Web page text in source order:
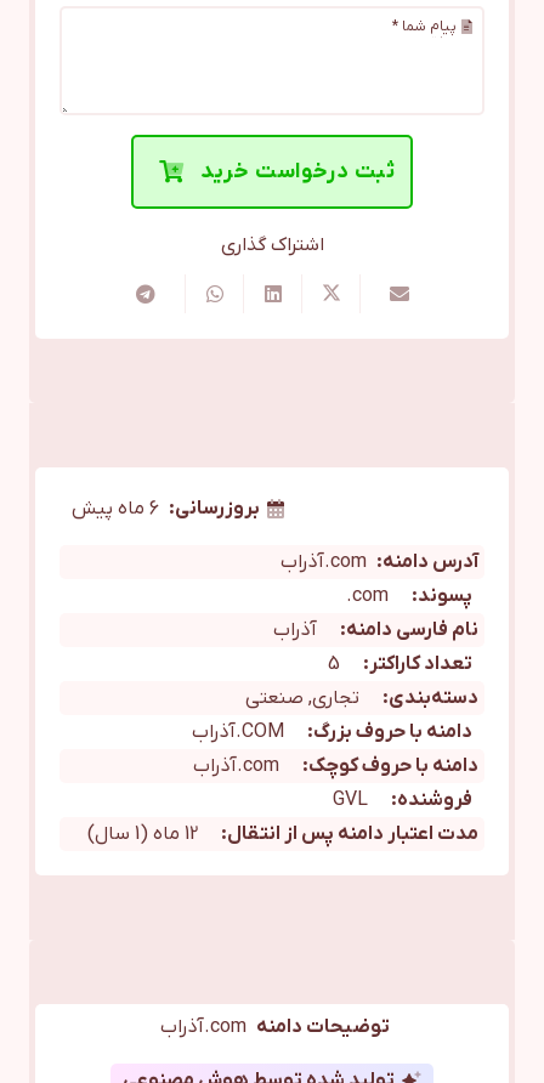
پیام شما *
ثبت درخواست خرید
اشتراک گذاری
بروزرسانی: 6 ماه پیش
آدرس دامنه: com.آذراب
پسوند:
com.
نام فارسی دامنه:
آذراب
تعداد کاراکتر:
5
دسته‌بندی:
تجاری, صنعتی
دامنه با حروف بزرگ:
COM.آذراب
دامنه با حروف کوچک:
com.آذراب
فروشنده:
GVL
مدت اعتبار دامنه پس از انتقال:
12 ماه (1 سال)
توضیحات دامنه com.آذراب